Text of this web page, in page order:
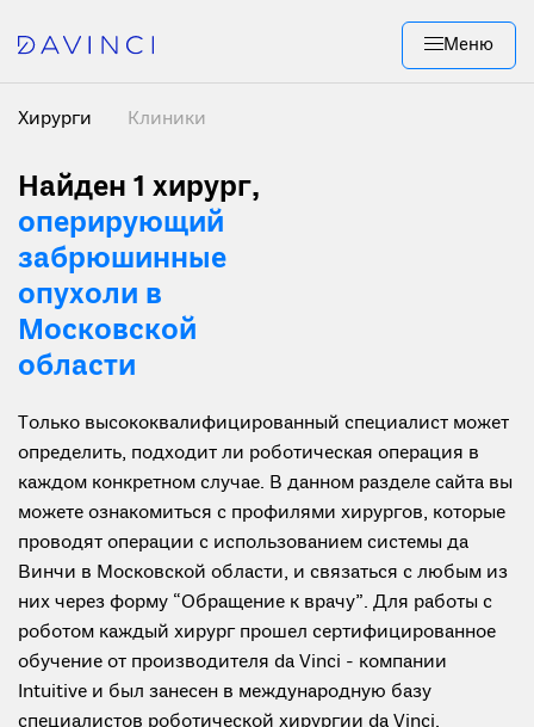
Меню
Хирурги Клиники
Найден 1 хирург,
оперирующий
забрюшинные
опухоли в
Московской
области
Только высококвалифицированный специалист может
определить, подходит ли роботическая операция в
каждом конкретном случае. В данном разделе сайта вы
можете ознакомиться с профилями хирургов, которые
проводят операции с использованием системы да
Винчи в Московской области, и связаться с любым из
них через форму “Обращение к врачу”. Для работы с
роботом каждый хирург прошел сертифицированное
обучение от производителя da Vinci - компании
Intuitive и был занесен в международную базу
специалистов роботической хирургии da Vinci.